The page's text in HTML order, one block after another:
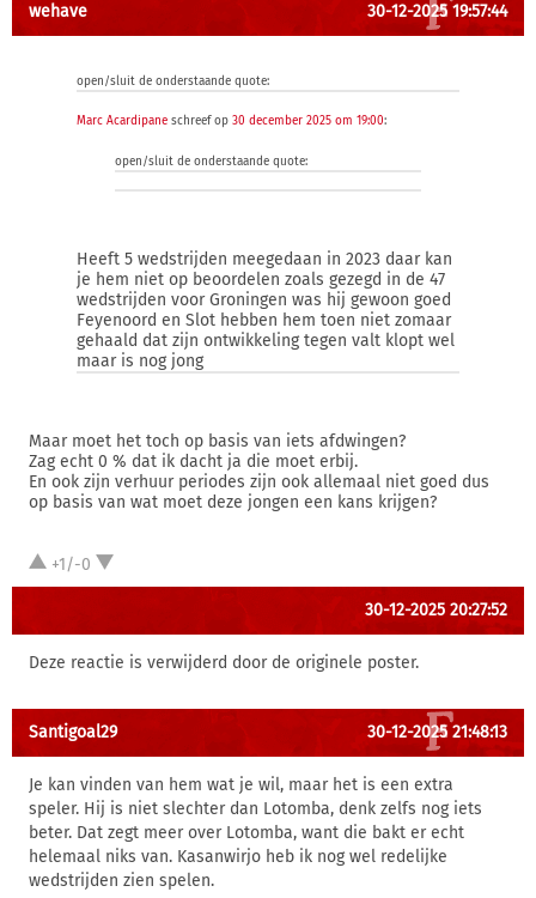
wehave 30-12-2025 19:57:44
open/sluit de onderstaande quote:
Marc Acardipane schreef op 30 december 2025 om 19:00:
open/sluit de onderstaande quote:
Heeft 5 wedstrijden meegedaan in 2023 daar kan
je hem niet op beoordelen zoals gezegd in de 47
wedstrijden voor Groningen was hij gewoon goed
Feyenoord en Slot hebben hem toen niet zomaar
gehaald dat zijn ontwikkeling tegen valt klopt wel
maar is nog jong
Maar moet het toch op basis van iets afdwingen?
Zag echt 0 % dat ik dacht ja die moet erbij.
En ook zijn verhuur periodes zijn ook allemaal niet goed dus
op basis van wat moet deze jongen een kans krijgen?
+1/-0
30-12-2025 20:27:52
Deze reactie is verwijderd door de originele poster.
Santigoal29 30-12-2025 21:48:13
Je kan vinden van hem wat je wil, maar het is een extra
speler. Hij is niet slechter dan Lotomba, denk zelfs nog iets
beter. Dat zegt meer over Lotomba, want die bakt er echt
helemaal niks van. Kasanwirjo heb ik nog wel redelijke
wedstrijden zien spelen.